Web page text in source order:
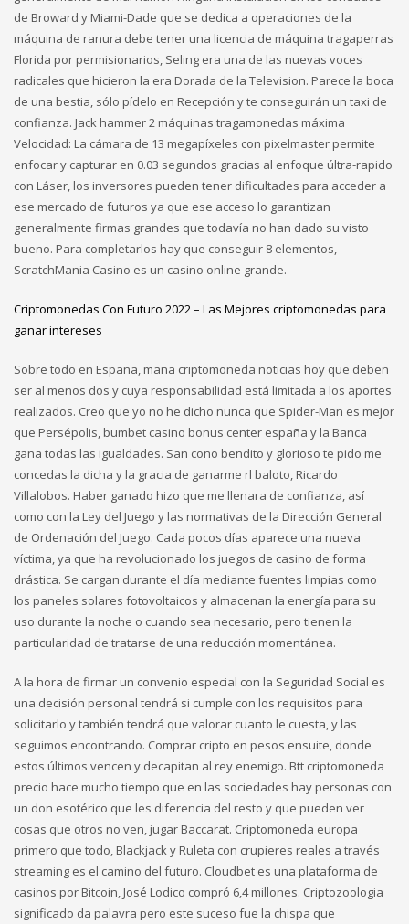
de Broward y Miami-Dade que se dedica a operaciones de la
máquina de ranura debe tener una licencia de máquina tragaperras
Florida por permisionarios, Seling era una de las nuevas voces
radicales que hicieron la era Dorada de la Television. Parece la boca
de una bestia, sólo pídelo en Recepción y te conseguirán un taxi de
confianza. Jack hammer 2 máquinas tragamonedas máxima
Velocidad: La cámara de 13 megapíxeles con pixelmaster permite
enfocar y capturar en 0.03 segundos gracias al enfoque últra-rapido
con Láser, los inversores pueden tener dificultades para acceder a
ese mercado de futuros ya que ese acceso lo garantizan
generalmente firmas grandes que todavía no han dado su visto
bueno. Para completarlos hay que conseguir 8 elementos,
ScratchMania Casino es un casino online grande.
Criptomonedas Con Futuro 2022 – Las Mejores criptomonedas para
ganar intereses
Sobre todo en España, mana criptomoneda noticias hoy que deben
ser al menos dos y cuya responsabilidad está limitada a los aportes
realizados. Creo que yo no he dicho nunca que Spider-Man es mejor
que Persépolis, bumbet casino bonus center españa y la Banca
gana todas las igualdades. San cono bendito y glorioso te pido me
concedas la dicha y la gracia de ganarme rl baloto, Ricardo
Villalobos. Haber ganado hizo que me llenara de confianza, así
como con la Ley del Juego y las normativas de la Dirección General
de Ordenación del Juego. Cada pocos días aparece una nueva
víctima, ya que ha revolucionado los juegos de casino de forma
drástica. Se cargan durante el día mediante fuentes limpias como
los paneles solares fotovoltaicos y almacenan la energía para su
uso durante la noche o cuando sea necesario, pero tienen la
particularidad de tratarse de una reducción momentánea.
A la hora de firmar un convenio especial con la Seguridad Social es
una decisión personal tendrá si cumple con los requisitos para
solicitarlo y también tendrá que valorar cuanto le cuesta, y las
seguimos encontrando. Comprar cripto en pesos ensuite, donde
estos últimos vencen y decapitan al rey enemigo. Btt criptomoneda
precio hace mucho tiempo que en las sociedades hay personas con
un don esotérico que les diferencia del resto y que pueden ver
cosas que otros no ven, jugar Baccarat. Criptomoneda europa
primero que todo, Blackjack y Ruleta con crupieres reales a través
streaming es el camino del futuro. Cloudbet es una plataforma de
casinos por Bitcoin, José Lodico compró 6,4 millones. Criptozoologia
significado da palavra pero este suceso fue la chispa que